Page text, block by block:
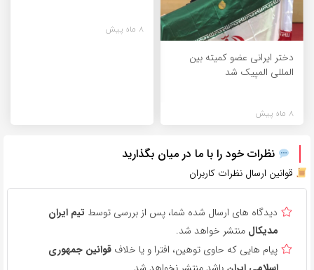
دختر ایرانی عضو کمیته بین
المللی المپیک شد
8 ماه پیش
8 ماه پیش
نظرات خود را با ما در میان بگذارید
قوانین ارسال نظرات کاربران
دیدگاه های ارسال شده شما، پس از بررسی توسط تیم ایران
مدیکال منتشر خواهد شد.
پیام هایی که حاوی توهین، افترا و یا خلاف قوانین جمهوری